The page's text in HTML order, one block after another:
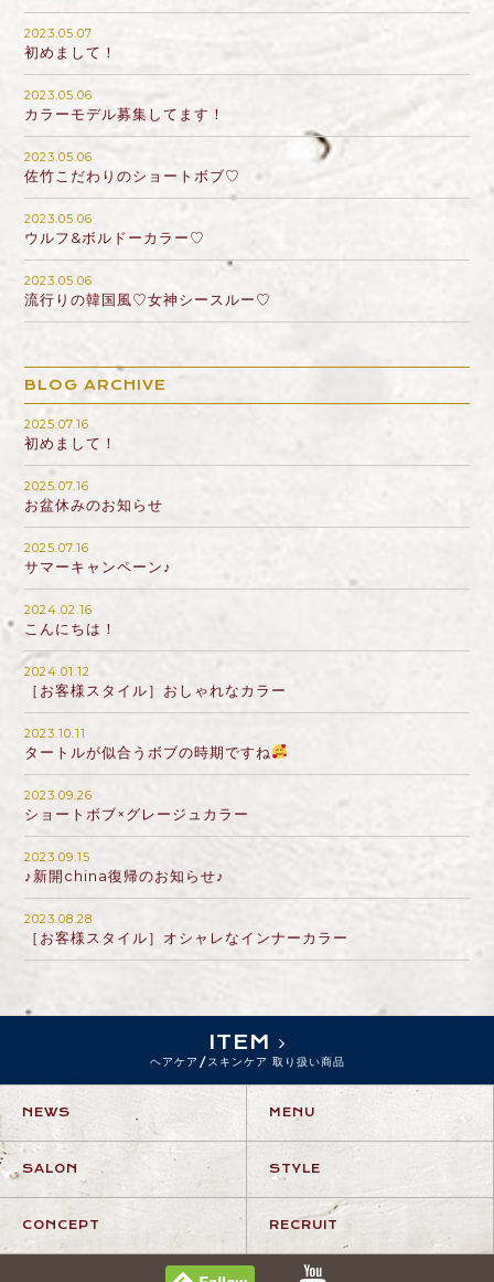
2023.05.07
初めまして！
2023.05.06
カラーモデル募集してます！
2023.05.06
佐竹こだわりのショートボブ♡
2023.05.06
ウルフ&ボルドーカラー♡
2023.05.06
流行りの韓国風♡女神シースルー♡
BLOG ARCHIVE
2025.07.16
初めまして！
2025.07.16
お盆休みのお知らせ
2025.07.16
サマーキャンペーン♪
2024.02.16
こんにちは！
2024.01.12
［お客様スタイル］おしゃれなカラー
2023.10.11
タートルが似合うボブの時期ですね
2023.09.26
ショートボブ×グレージュカラー
2023.09.15
♪新開china復帰のお知らせ♪
2023.08.28
［お客様スタイル］オシャレなインナーカラー
ITEM
ヘアケア/スキンケア 取り扱い商品
NEWS MENU
SALON STYLE
CONCEPT RECRUIT